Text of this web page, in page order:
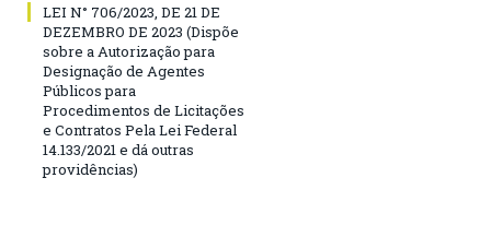
LEI N° 706/2023, DE 21 DE
DEZEMBRO DE 2023 (Dispõe
sobre a Autorização para
Designação de Agentes
Públicos para
Procedimentos de Licitações
e Contratos Pela Lei Federal
14.133/2021 e dá outras
providências)